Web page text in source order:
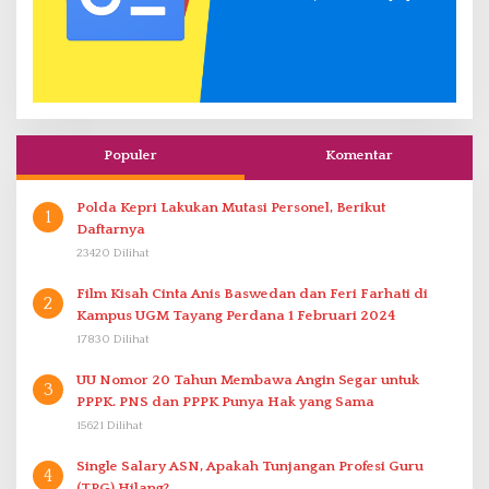
Populer Komentar
1
Polda Kepri Lakukan Mutasi Personel, Berikut
Daftarnya
23420 Dilihat
2
Film Kisah Cinta Anis Baswedan dan Feri Farhati di
Kampus UGM Tayang Perdana 1 Februari 2024
17830 Dilihat
3
UU Nomor 20 Tahun Membawa Angin Segar untuk
PPPK. PNS dan PPPK Punya Hak yang Sama
15621 Dilihat
4
Single Salary ASN, Apakah Tunjangan Profesi Guru